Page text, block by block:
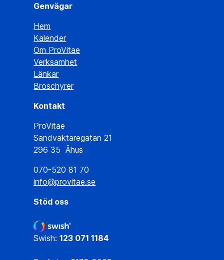
Genvägar
Hem
Kalender
Om ProVitae
Verksamhet
Länkar
Broschyrer
Kontakt
ProVitae
Sandvaktaregatan 21
296 35 Åhus
070-520 81 70
info@provitae.se
Stöd oss
Swish:123 071 1184